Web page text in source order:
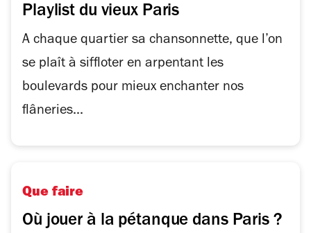
Playlist du vieux Paris
A chaque quartier sa chansonnette, que l’on
se plaît à siffloter en arpentant les
boulevards pour mieux enchanter nos
flâneries...
Que faire
Où jouer à la pétanque dans Paris ?